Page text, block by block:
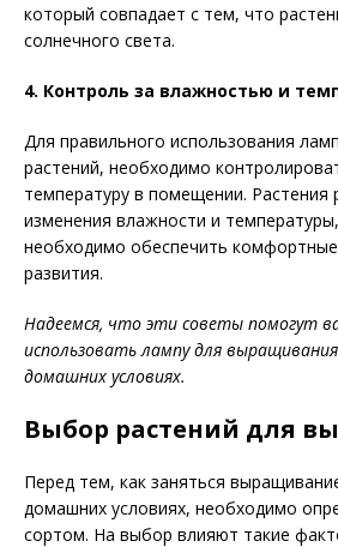
который совпадает с тем, что
солнечного света.
4. Контроль за влажностью и
Для правильного использования
растений, необходимо
температуру в помещении. Растения
изменения влажности и
необходимо обеспечить
развития.
Надеемся, что эти советы помогут
использовать лампу для
домашних условиях.
Выбор растений для
Перед тем, как заняться
домашних условиях, необходимо
сортом. На выбор влияют такие